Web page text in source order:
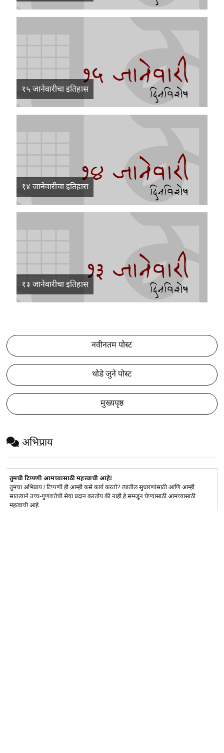
१५ जानेवारीचा इतिहास
१४ जानेवारीचा इतिहास
१३ जानेवारीचा इतिहास
नवीनतम पोस्ट
थोडे जुने पोस्ट
मुख्यपृष्ठ
अभिप्राय
तुमची टिप्पणी आमच्यासाठी महत्त्वाची आहे!
तुमचा अभिप्राय / टिप्पणी ही आम्ही कसे कार्य करतो? त्यातील सुधारणांसाठी आणि आम्ही
सातत्याने उच्च-गुणवत्तेची सेवा प्रदान करतोय की नाही हे समजून घेण्यासाठी आमच्यासाठी
महत्वाची आहे.